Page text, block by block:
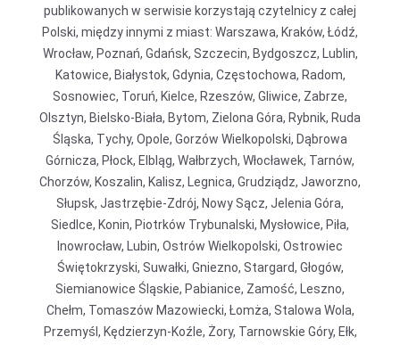
publikowanych w serwisie korzystają czytelnicy z całej
Polski, między innymi z miast: Warszawa, Kraków, Łódź,
Wrocław, Poznań, Gdańsk, Szczecin, Bydgoszcz, Lublin,
Katowice, Białystok, Gdynia, Częstochowa, Radom,
Sosnowiec, Toruń, Kielce, Rzeszów, Gliwice, Zabrze,
Olsztyn, Bielsko-Biała, Bytom, Zielona Góra, Rybnik, Ruda
Śląska, Tychy, Opole, Gorzów Wielkopolski, Dąbrowa
Górnicza, Płock, Elbląg, Wałbrzych, Włocławek, Tarnów,
Chorzów, Koszalin, Kalisz, Legnica, Grudziądz, Jaworzno,
Słupsk, Jastrzębie-Zdrój, Nowy Sącz, Jelenia Góra,
Siedlce, Konin, Piotrków Trybunalski, Mysłowice, Piła,
Inowrocław, Lubin, Ostrów Wielkopolski, Ostrowiec
Świętokrzyski, Suwałki, Gniezno, Stargard, Głogów,
Siemianowice Śląskie, Pabianice, Zamość, Leszno,
Chełm, Tomaszów Mazowiecki, Łomża, Stalowa Wola,
Przemyśl, Kędzierzyn-Koźle, Żory, Tarnowskie Góry, Ełk,